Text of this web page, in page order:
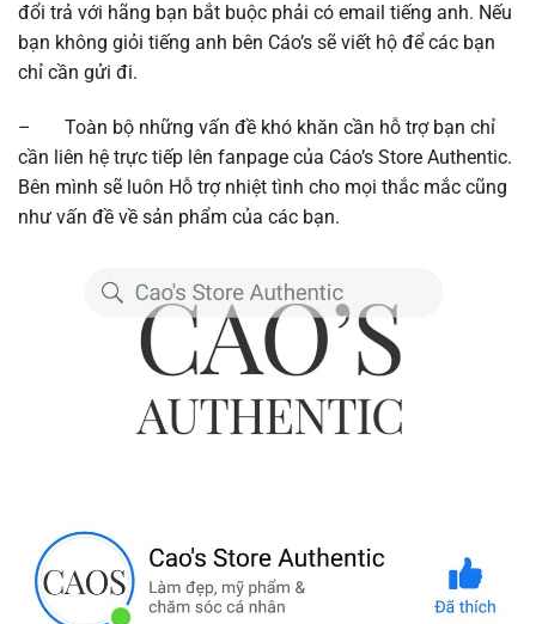
đổi trả với hãng bạn bắt buộc phải có email tiếng anh. Nếu
bạn không giỏi tiếng anh bên Cáo’s sẽ viết hộ để các bạn
chỉ cần gửi đi.
– Toàn bộ những vấn đề khó khăn cần hỗ trợ bạn chỉ
cần liên hệ trực tiếp lên fanpage của Cáo’s Store Authentic.
Bên mình sẽ luôn Hỗ trợ nhiệt tình cho mọi thắc mắc cũng
như vấn đề về sản phẩm của các bạn.